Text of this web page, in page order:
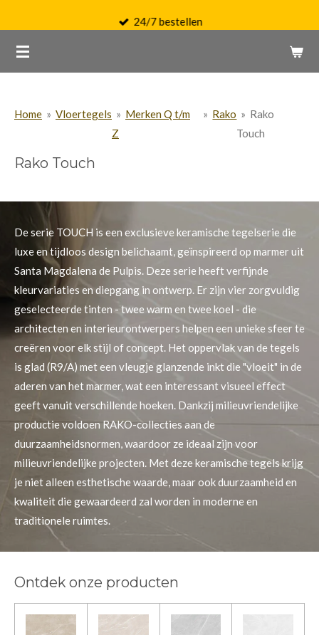
naar
de
24/7 bestellen
Home » Vloertegels » Merken Q t/m
Z
» Rako » Rako
Touch
Rako Touch
De serie TOUCH is een exclusieve keramische tegelserie die
luxe en tijdloos design belichaamt, geïnspireerd op marmer uit
Santa Magdalena de Pulpis. Deze serie heeft verfijnde
kleurvariaties en diepgang in ontwerp. Er zijn vier zorgvuldig
geselecteerde tinten - twee warm en twee koel - die
architecten en interieurontwerpers helpen een unieke sfeer te
creëren voor elk stijl of concept. Het oppervlak van de tegels
is glad (R9/A) met een vleugje glanzende inkt die "vloeit" in de
aderen van het marmer, wat een interessant visueel effect
geeft vanuit verschillende hoeken. Dankzij milieuvriendelijke
productie voldoen RAKO-collecties aan de
duurzaamheidsnormen, waardoor ze ideaal zijn voor
milieuvriendelijke projecten. Met deze keramische tegels krijg
je niet alleen esthetische waarde, maar ook duurzaamheid en
kwaliteit die gewaardeerd zal worden in moderne en
traditionele ruimtes.
Ontdek onze producten